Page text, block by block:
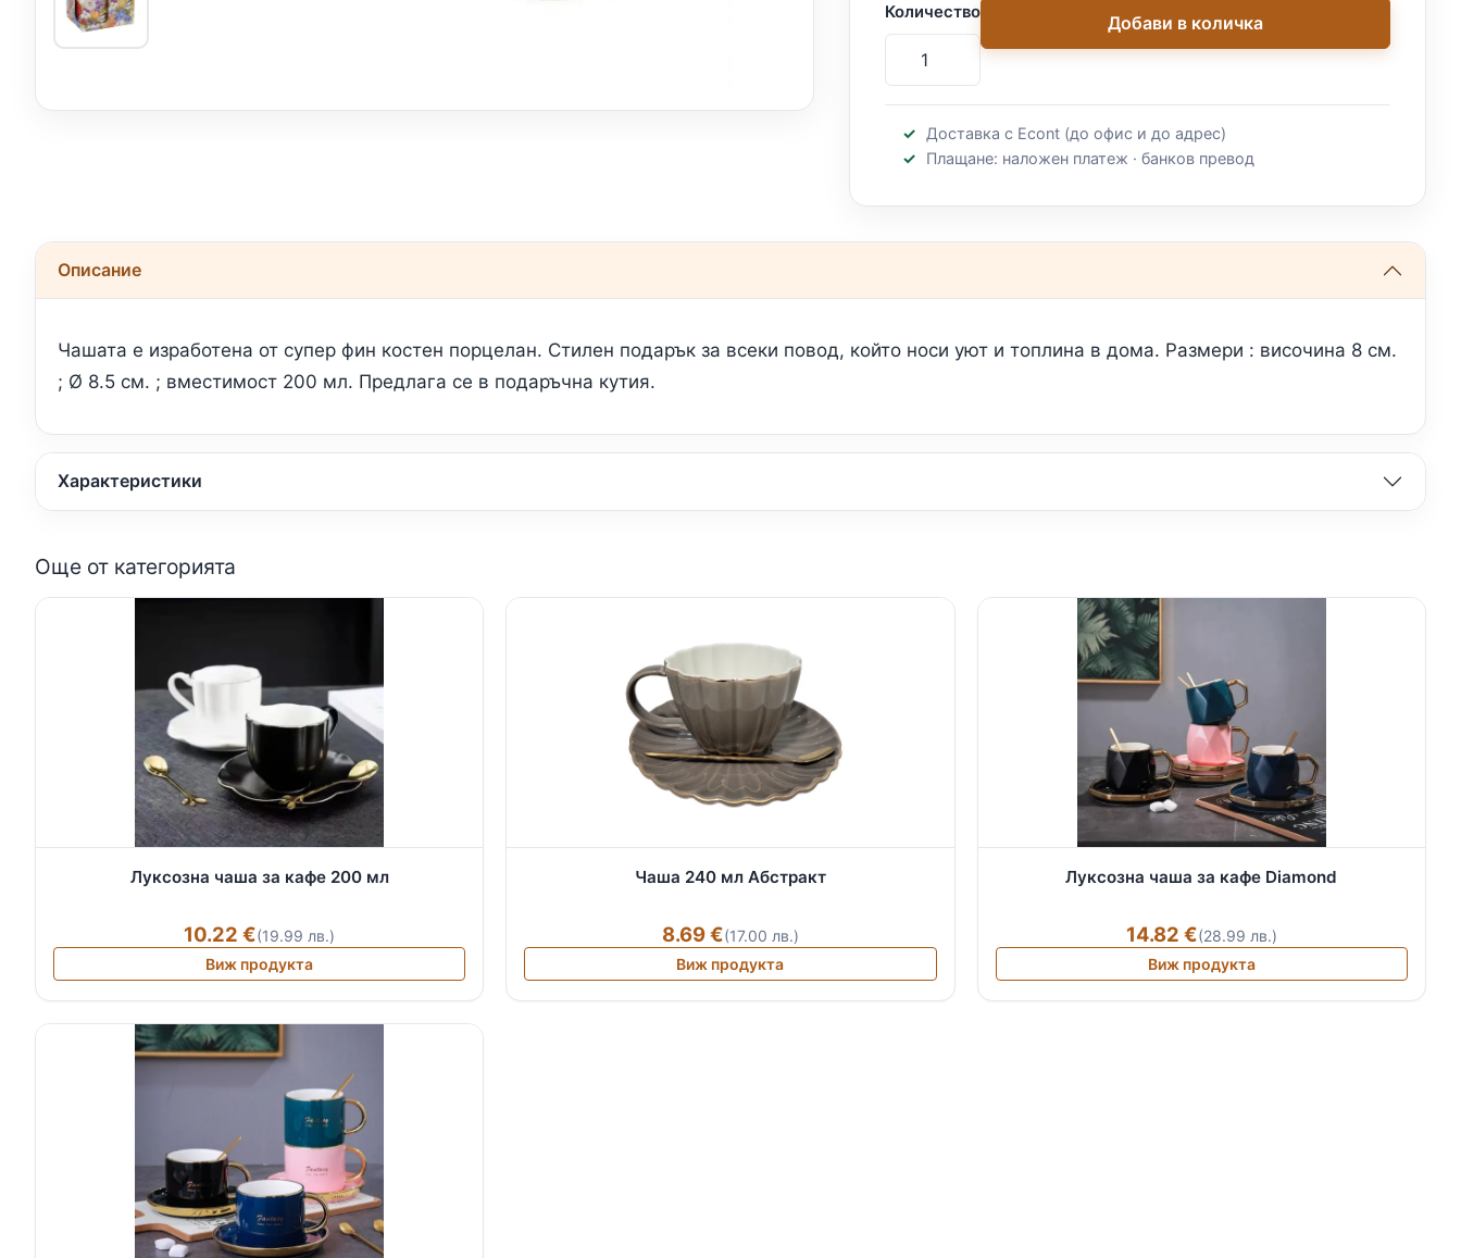
Количество Добави в количка
Доставка с Econt (до офис и до адрес)
Плащане: наложен платеж · банков превод
Описание
Чашата е изработена от супер фин костен порцелан. Стилен подарък за всеки повод, който носи уют и топлина в дома. Размери : височина 8 см.
; Ø 8.5 см. ; вместимост 200 мл. Предлага се в подаръчна кутия.
Характеристики
Още от категорията
Луксозна чаша за кафе 200 мл
10.22 €(19.99 лв.)
Виж продукта
Чаша 240 мл Абстракт
8.69 €(17.00 лв.)
Виж продукта
Луксозна чаша за кафе Diamond
14.82 €(28.99 лв.)
Виж продукта